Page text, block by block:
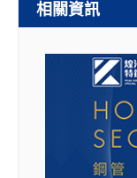
相關資訊